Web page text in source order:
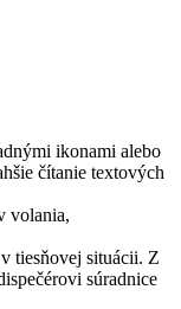
ikonami alebo
čítanie textových
volania,
tiesňovej situácii. Z
súradnice